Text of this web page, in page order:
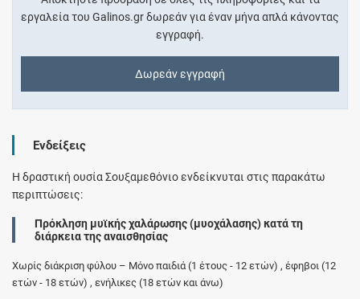
εργαλεία του Galinos.gr δωρεάν για έναν μήνα απλά κάνοντας
εγγραφή.
Δωρεάν εγγραφή
Ενδείξεις
Η δραστική ουσία Σουξαμεθόνιο ενδείκνυται στις παρακάτω
περιπτώσεις:
Πρόκληση μυϊκής χαλάρωσης (μυοχάλασης) κατά τη
διάρκεια της αναισθησίας
Χωρίς διάκριση φύλου – Μόνο παιδιά (1 έτους - 12 ετών) , έφηβοι (12
ετών - 18 ετών) , ενήλικες (18 ετών και άνω)